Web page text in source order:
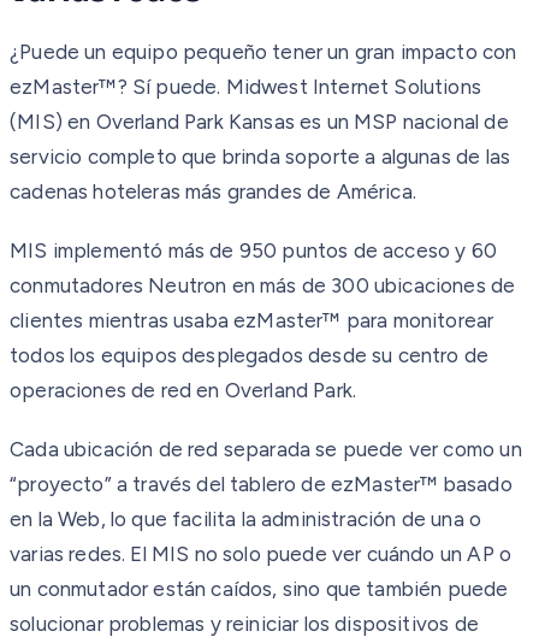
¿Puede un equipo pequeño tener un gran impacto con
ezMaster™? Sí puede. Midwest Internet Solutions
(MIS) en Overland Park Kansas es un MSP nacional de
servicio completo que brinda soporte a algunas de las
cadenas hoteleras más grandes de América.
MIS implementó más de 950 puntos de acceso y 60
conmutadores Neutron en más de 300 ubicaciones de
clientes mientras usaba ezMaster™ para monitorear
todos los equipos desplegados desde su centro de
operaciones de red en Overland Park.
Cada ubicación de red separada se puede ver como un
“proyecto” a través del tablero de ezMaster™ basado
en la Web, lo que facilita la administración de una o
varias redes. El MIS no solo puede ver cuándo un AP o
un conmutador están caídos, sino que también puede
solucionar problemas y reiniciar los dispositivos de